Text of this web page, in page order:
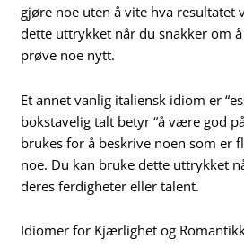
gjøre noe uten å vite hva
dette uttrykket når du snakker om
prøve noe nytt.
Et annet vanlig italiensk idiom er
bokstavelig talt betyr “å være god
brukes for å beskrive noen som er
noe. Du kan bruke dette uttrykket
deres ferdigheter eller talent.
Idiomer for Kjærlighet og